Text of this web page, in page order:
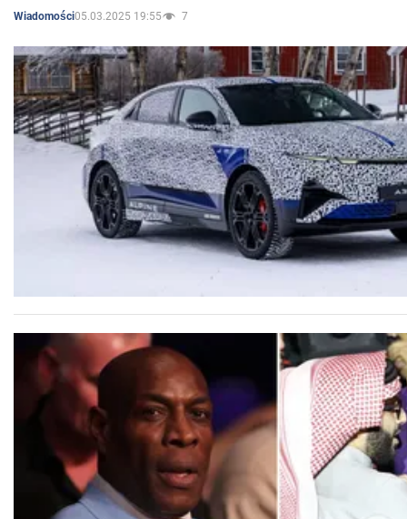
Wiadomości05.03.2025 19:55 7